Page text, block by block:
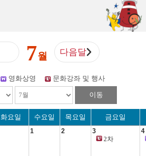
7월 다음달
영화상영 문화강좌 및 행사
이동
화요일 수요일 목요일
금요일
1
2
3
2차
4